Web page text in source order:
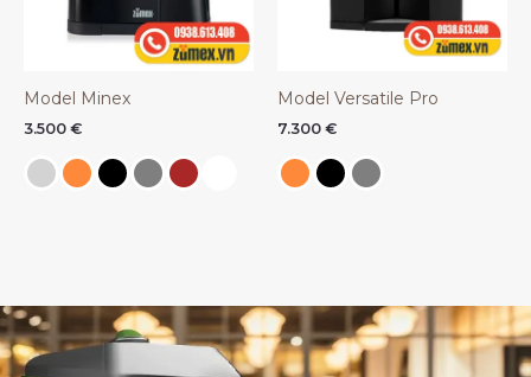
Model Minex
3.500 €
Model Versatile Pro
7.300 €